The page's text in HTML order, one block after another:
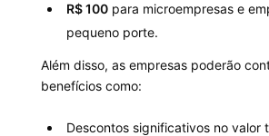
R$ 100 para microempresas e
pequeno porte.
Além disso, as empresas poderão
benefícios como:
Descontos significativos no valor